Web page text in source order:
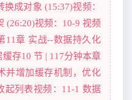
换成对象 (15:37)视频：
(26:20)视频：10-9 视频
11章 实战--数据持久化
存10 节 | 117分钟本章
并增加缓存机制，优化
起列表视频：11-1 数据